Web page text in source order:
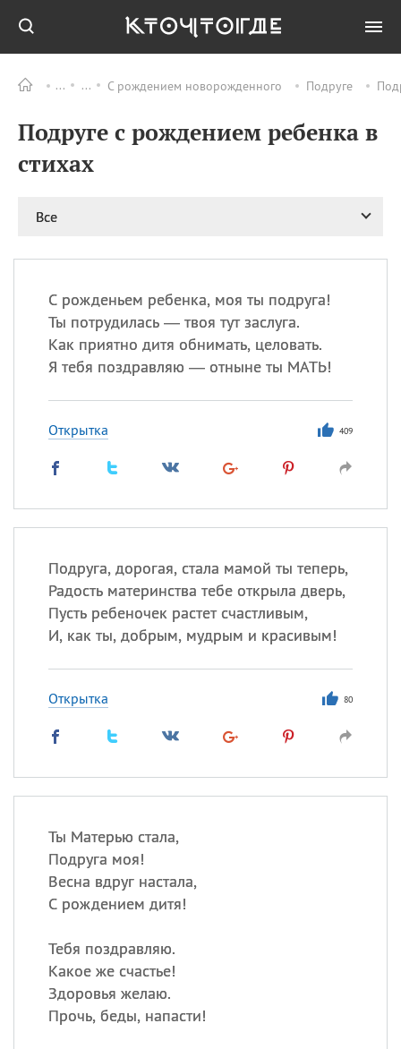
С рождением новорожденного Подруге
Подруге с рождением ребенка в
стихах
Все
С рожденьем ребенка, моя ты подруга!
Ты потрудилась — твоя тут заслуга.
Как приятно дитя обнимать, целовать.
Я тебя поздравляю — отныне ты МАТЬ!
Открытка 409
Подруга, дорогая, стала мамой ты теперь,
Радость материнства тебе открыла дверь,
Пусть ребеночек растет счастливым,
И, как ты, добрым, мудрым и красивым!
Открытка 80
Ты Матерью стала,
Подруга моя!
Весна вдруг настала,
С рождением дитя!
Тебя поздравляю.
Какое же счастье!
Здоровья желаю.
Прочь, беды, напасти!
ПРАЗДНИКИ Все
09.08 День памяти
великомученика и
Николая Чудотворца
11.08 День полета на
11.08 День Святой Клары —
покровительницы
телевидения
ИМЕНА
Все
Сегодня празднуют именины
Анфиса
Посмотреть значениеи
происхождение